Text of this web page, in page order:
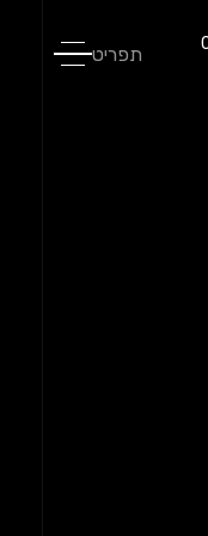
תפריט
עבור הפרויקט שלכם